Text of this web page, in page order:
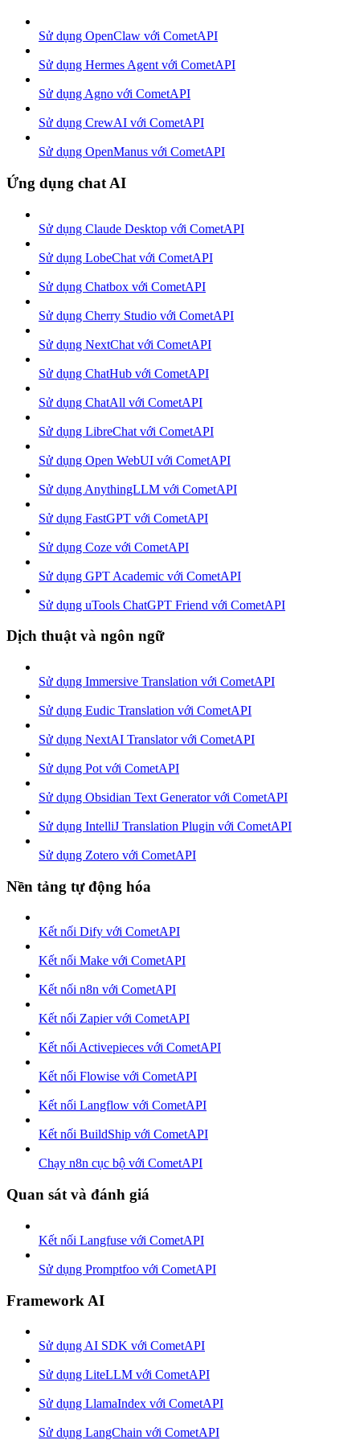
Sử dụng OpenClaw với CometAPI
Sử dụng Hermes Agent với CometAPI
Sử dụng Agno với CometAPI
Sử dụng CrewAI với CometAPI
Sử dụng OpenManus với CometAPI
Ứng dụng chat AI
Sử dụng Claude Desktop với CometAPI
Sử dụng LobeChat với CometAPI
Sử dụng Chatbox với CometAPI
Sử dụng Cherry Studio với CometAPI
Sử dụng NextChat với CometAPI
Sử dụng ChatHub với CometAPI
Sử dụng ChatAll với CometAPI
Sử dụng LibreChat với CometAPI
Sử dụng Open WebUI với CometAPI
Sử dụng AnythingLLM với CometAPI
Sử dụng FastGPT với CometAPI
Sử dụng Coze với CometAPI
Sử dụng GPT Academic với CometAPI
Sử dụng uTools ChatGPT Friend với CometAPI
Dịch thuật và ngôn ngữ
Sử dụng Immersive Translation với CometAPI
Sử dụng Eudic Translation với CometAPI
Sử dụng NextAI Translator với CometAPI
Sử dụng Pot với CometAPI
Sử dụng Obsidian Text Generator với CometAPI
Sử dụng IntelliJ Translation Plugin với CometAPI
Sử dụng Zotero với CometAPI
Nền tảng tự động hóa
Kết nối Dify với CometAPI
Kết nối Make với CometAPI
Kết nối n8n với CometAPI
Kết nối Zapier với CometAPI
Kết nối Activepieces với CometAPI
Kết nối Flowise với CometAPI
Kết nối Langflow với CometAPI
Kết nối BuildShip với CometAPI
Chạy n8n cục bộ với CometAPI
Quan sát và đánh giá
Kết nối Langfuse với CometAPI
Sử dụng Promptfoo với CometAPI
Framework AI
Sử dụng AI SDK với CometAPI
Sử dụng LiteLLM với CometAPI
Sử dụng LlamaIndex với CometAPI
Sử dụng LangChain với CometAPI